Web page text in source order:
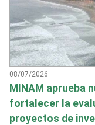
08/07/2026
MINAM aprueba
fortalecer la
proyectos de